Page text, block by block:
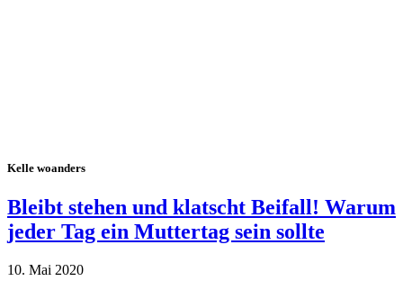
Kelle woanders
Bleibt stehen und klatscht Beifall! Warum
jeder Tag ein Muttertag sein sollte
10. Mai 2020